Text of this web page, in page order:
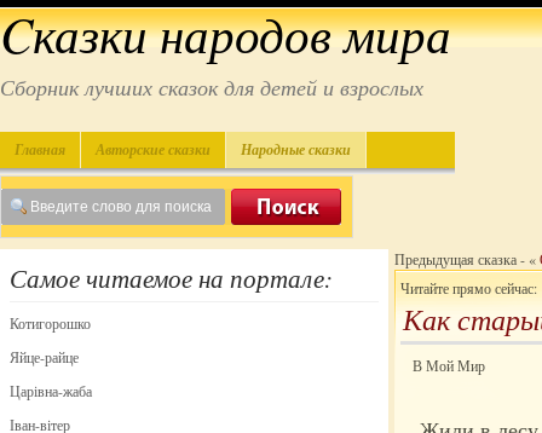
Cказки народов мира
Сборник лучших сказок для детей и взрослых
Главная Авторские сказки Народные сказки
Самое читаемое на портале:
Котигорошко
Яйце-райце
Царівна-жаба
Іван-вітер
Предыдущая сказка - «
Читайте прямо сейчас:
Как
В Мой Мир